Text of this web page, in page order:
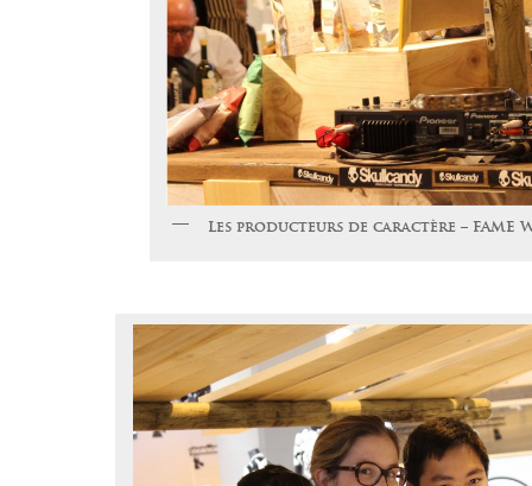
Les producteurs de caractère – FAME